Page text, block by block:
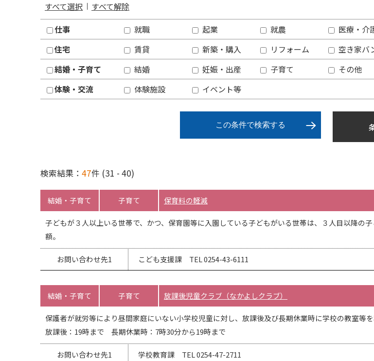
すべて選択
すべて解除
仕事
就職 起業 就農 医療・介
住宅
賃貸 新築・購入 リフォーム 空き家バ
結婚・子育て
結婚 妊娠・出産 子育て その他
体験・交流
体験施設 イベント等
この条件で検索する
検索結果： 47件 (31 - 40)
結婚・子育て 子育て 保育料の軽減
子どもが３人以上いる世帯で、かつ、保育園等に入園している子どもがいる世帯は、３人目以降の
額。
お問い合わせ先1 こども支援課 TEL 0254-43-6111
結婚・子育て 子育て 放課後児童クラブ（なかよしクラブ）
保護者が就労等により昼間家庭にいない小学校児童に対し、放課後及び長期休業時に学校の教室等
放課後：19時まで 長期休業時：7時30分から19時まで
お問い合わせ先1 学校教育課 TEL 0254-47-2711